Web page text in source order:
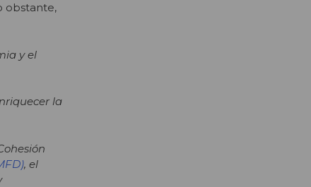
obstante,
y el
la
, el